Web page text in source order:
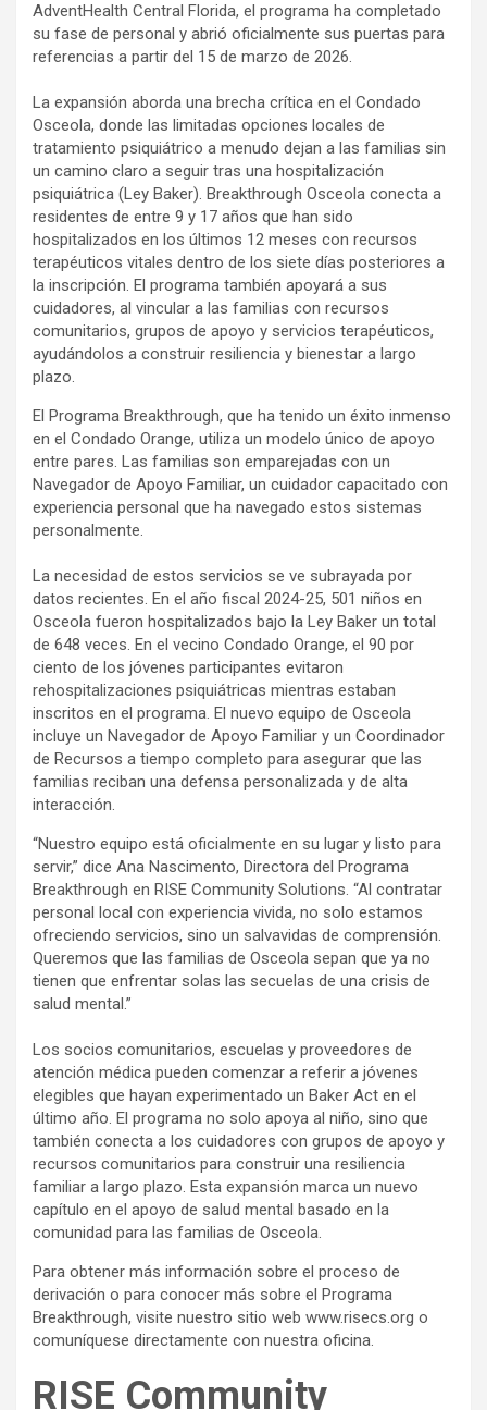
AdventHealth Central Florida, el programa ha completado
su fase de personal y abrió oficialmente sus puertas para
referencias a partir del 15 de marzo de 2026.
La expansión aborda una brecha crítica en el Condado
Osceola, donde las limitadas opciones locales de
tratamiento psiquiátrico a menudo dejan a las familias sin
un camino claro a seguir tras una hospitalización
psiquiátrica (Ley Baker). Breakthrough Osceola conecta a
residentes de entre 9 y 17 años que han sido
hospitalizados en los últimos 12 meses con recursos
terapéuticos vitales dentro de los siete días posteriores a
la inscripción. El programa también apoyará a sus
cuidadores, al vincular a las familias con recursos
comunitarios, grupos de apoyo y servicios terapéuticos,
ayudándolos a construir resiliencia y bienestar a largo
plazo.
El Programa Breakthrough, que ha tenido un éxito inmenso
en el Condado Orange, utiliza un modelo único de apoyo
entre pares. Las familias son emparejadas con un
Navegador de Apoyo Familiar, un cuidador capacitado con
experiencia personal que ha navegado estos sistemas
personalmente.
La necesidad de estos servicios se ve subrayada por
datos recientes. En el año fiscal 2024-25, 501 niños en
Osceola fueron hospitalizados bajo la Ley Baker un total
de 648 veces. En el vecino Condado Orange, el 90 por
ciento de los jóvenes participantes evitaron
rehospitalizaciones psiquiátricas mientras estaban
inscritos en el programa. El nuevo equipo de Osceola
incluye un Navegador de Apoyo Familiar y un Coordinador
de Recursos a tiempo completo para asegurar que las
familias reciban una defensa personalizada y de alta
interacción.
“Nuestro equipo está oficialmente en su lugar y listo para
servir,” dice Ana Nascimento, Directora del Programa
Breakthrough en RISE Community Solutions. “Al contratar
personal local con experiencia vivida, no solo estamos
ofreciendo servicios, sino un salvavidas de comprensión.
Queremos que las familias de Osceola sepan que ya no
tienen que enfrentar solas las secuelas de una crisis de
salud mental.”
Los socios comunitarios, escuelas y proveedores de
atención médica pueden comenzar a referir a jóvenes
elegibles que hayan experimentado un Baker Act en el
último año. El programa no solo apoya al niño, sino que
también conecta a los cuidadores con grupos de apoyo y
recursos comunitarios para construir una resiliencia
familiar a largo plazo. Esta expansión marca un nuevo
capítulo en el apoyo de salud mental basado en la
comunidad para las familias de Osceola.
Para obtener más información sobre el proceso de
derivación o para conocer más sobre el Programa
Breakthrough, visite nuestro sitio web www.risecs.org o
comuníquese directamente con nuestra oficina.
RISE Community